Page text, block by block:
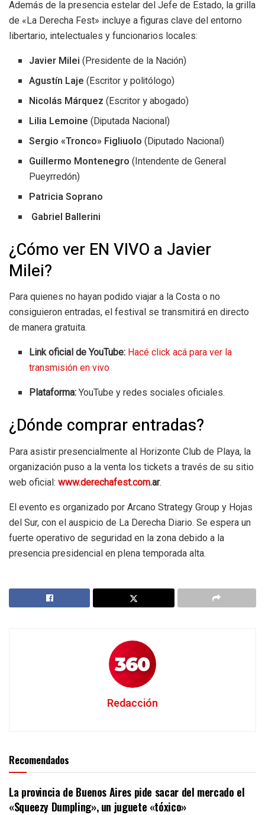
Además de la presencia estelar del Jefe de Estado, la grilla
de «La Derecha Fest» incluye a figuras clave del entorno
libertario, intelectuales y funcionarios locales:
Javier Milei (Presidente de la Nación)
Agustín Laje (Escritor y politólogo)
Nicolás Márquez (Escritor y abogado)
Lilia Lemoine (Diputada Nacional)
Sergio «Tronco» Figliuolo (Diputado Nacional)
Guillermo Montenegro (Intendente de General
Pueyrredón)
Patricia Soprano
Gabriel Ballerini
¿Cómo ver EN VIVO a Javier
Milei?
Para quienes no hayan podido viajar a la Costa o no
consiguieron entradas, el festival se transmitirá en directo
de manera gratuita.
Link oficial de YouTube: Hacé click acá para ver la
transmisión en vivo
Plataforma: YouTube y redes sociales oficiales.
¿Dónde comprar entradas?
Para asistir presencialmente al Horizonte Club de Playa, la
organización puso a la venta los tickets a través de su sitio
web oficial: www.derechafest.com.ar.
El evento es organizado por Arcano Strategy Group y Hojas
del Sur, con el auspicio de La Derecha Diario. Se espera un
fuerte operativo de seguridad en la zona debido a la
presencia presidencial en plena temporada alta.
Redacción
Recomendados
La provincia de Buenos Aires pide sacar del mercado el
«Squeezy Dumpling», un juguete «tóxico»